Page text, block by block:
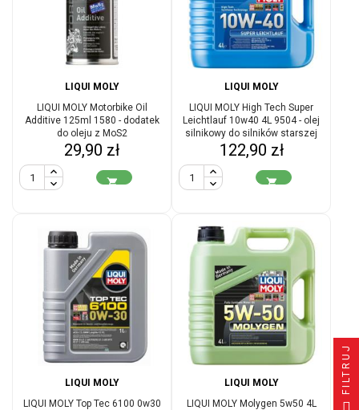
LIQUI MOLY
LIQUI MOLY Motorbike Oil
Additive 125ml 1580 - dodatek
do oleju z MoS2
Cena
29,90 zł

LIQUI MOLY
LIQUI MOLY High Tech Super
Leichtlauf 10w40 4L 9504 - olej
silnikowy do silników starszej
generacji
Cena
122,90 zł

LIQUI MOLY
LIQUI MOLY Top Tec 6100 0w30
LIQUI MOLY
LIQUI MOLY Molygen 5w50 4L
FILTRUJ